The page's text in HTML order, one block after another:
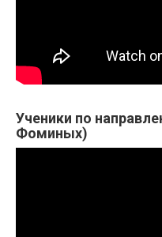
Ученики по
Фоминых)